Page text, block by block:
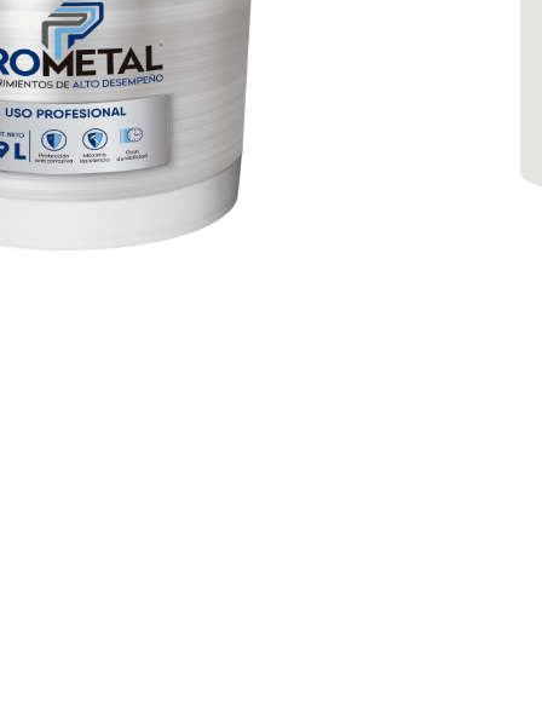
viales, para delimitar zonas de
balizamiento de carreteras,
viales y zonas peatonales.
de concreto y asfalto.